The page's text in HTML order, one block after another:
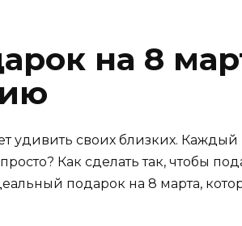
на 8
удивить своих близких.
Как сделать так, чтобы
подарок на 8 марта,